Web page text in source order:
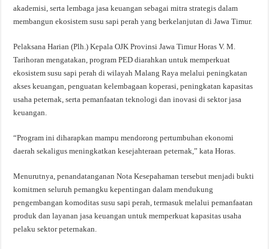
akademisi, serta lembaga jasa keuangan sebagai mitra strategis dalam
membangun ekosistem susu sapi perah yang berkelanjutan di Jawa Timur.
Pelaksana Harian (Plh.) Kepala OJK Provinsi Jawa Timur Horas V. M.
Tarihoran mengatakan, program PED diarahkan untuk memperkuat
ekosistem susu sapi perah di wilayah Malang Raya melalui peningkatan
akses keuangan, penguatan kelembagaan koperasi, peningkatan kapasitas
usaha peternak, serta pemanfaatan teknologi dan inovasi di sektor jasa
keuangan.
“Program ini diharapkan mampu mendorong pertumbuhan ekonomi
daerah sekaligus meningkatkan kesejahteraan peternak,” kata Horas.
Menurutnya, penandatanganan Nota Kesepahaman tersebut menjadi bukti
komitmen seluruh pemangku kepentingan dalam mendukung
pengembangan komoditas susu sapi perah, termasuk melalui pemanfaatan
produk dan layanan jasa keuangan untuk memperkuat kapasitas usaha
pelaku sektor peternakan.